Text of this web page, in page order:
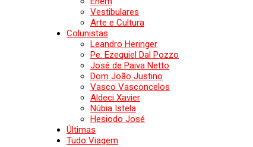
Vestibulares
Arte e Cultura
Colunistas
Leandro Heringer
Pe. Ezequiel Dal Pozzo
José de Paiva Netto
Dom João Justino
Vasco Vasconcelos
Aldeci Xavier
Núbia Istela
Hesiodo José
Últimas
Tudo Viagem